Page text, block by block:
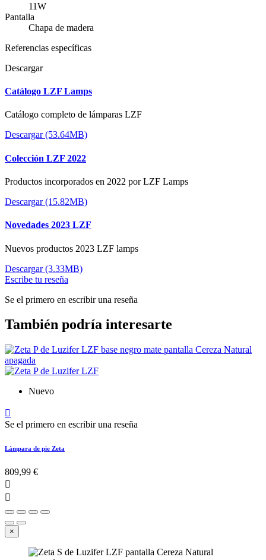
11W
Pantalla
Chapa de madera
Referencias específicas
Descargar
Catálogo LZF Lamps
Catálogo completo de lámparas LZF
Descargar (53.64MB)
Colección LZF 2022
Productos incorporados en 2022 por LZF Lamps
Descargar (15.82MB)
Novedades 2023 LZF
Nuevos productos 2023 LZF lamps
Descargar (3.33MB)
Escribe tu reseña
Se el primero en escribir una reseña
También podría interesarte
Nuevo

Se el primero en escribir una reseña
Lámpara de pie Zeta
809,99 €


×